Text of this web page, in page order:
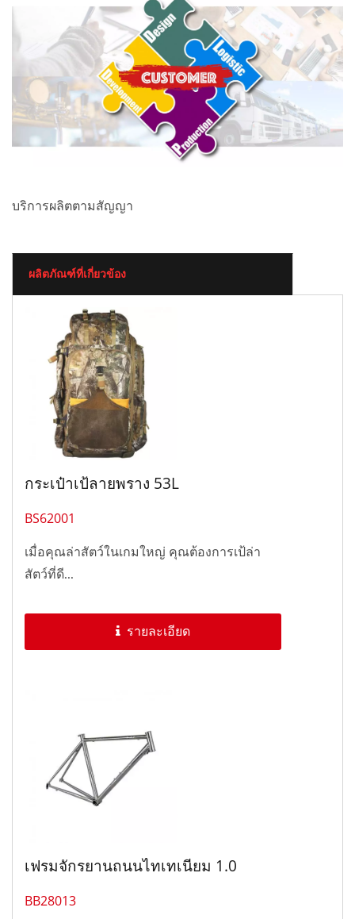
บริการผลิตตามสัญญา
ผลิตภัณฑ์ที่เกี่ยวข้อง
กระเป๋าเป้ลายพราง 53L
BS62001
เมื่อคุณล่าสัตว์ในเกมใหญ่ คุณต้องการเป้ล่า
สัตว์ที่ดี...
รายละเอียด
เฟรมจักรยานถนนไทเทเนียม 1.0
BB28013